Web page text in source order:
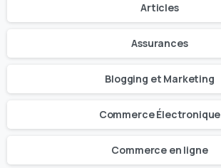
Articles
Assurances
Blogging et Marketing
Commerce Électronique
Commerce en ligne